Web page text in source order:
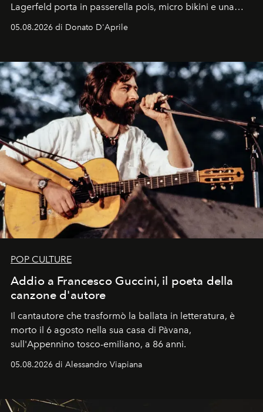
Lagerfeld porta in passerella pois, micro bikini e una
logomania pensata per la spiaggia
Kate, Claudia e Carla una dietro l'altra. Trent'anni dopo,
uno dei documenti più contemporanei che abbiamo.
05.08.2026 di Donato D'Aprile
POP CULTURE
Addio a Francesco Guccini, il poeta della
canzone d'autore
Il cantautore che trasformò la ballata in letteratura, è
morto il 6 agosto nella sua casa di Pàvana,
sull'Appennino tosco-emiliano, a 86 anni.
05.08.2026 di Alessandro Viapiana